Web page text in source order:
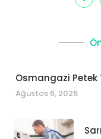
Osmangazi Petek
Ağustos 6, 2026